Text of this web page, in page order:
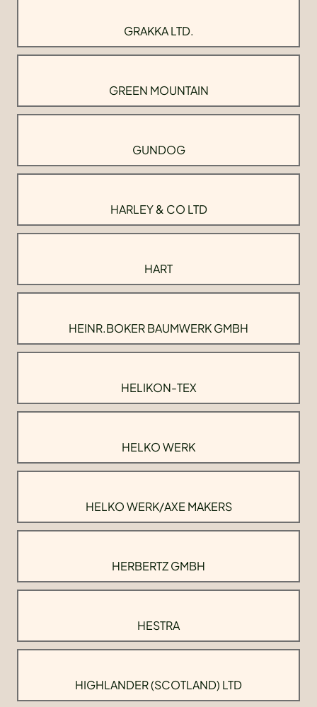
GRAKKA LTD.
GREEN MOUNTAIN
GUNDOG
HARLEY & CO LTD
HART
HEINR.BOKER BAUMWERK GMBH
HELIKON-TEX
HELKO WERK
HELKO WERK/AXE MAKERS
HERBERTZ GMBH
HESTRA
HIGHLANDER (SCOTLAND) LTD